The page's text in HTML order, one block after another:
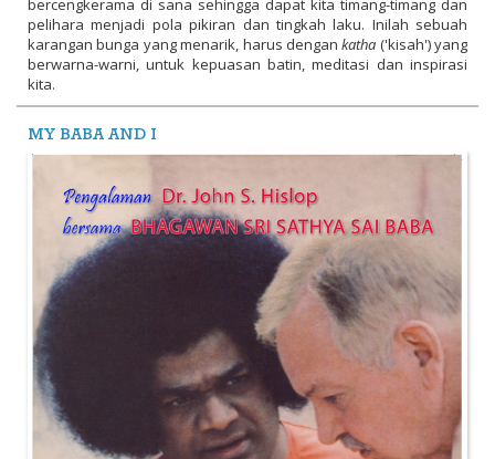
bercengkerama di sana sehingga dapat kita timang-timang dan
pelihara menjadi pola pikiran dan tingkah laku. Inilah sebuah
karangan bunga yang menarik, harus dengankatha ('kisah') yang
berwarna-warni, untuk kepuasan batin, meditasi dan inspirasi
kita.
MY BABA AND I